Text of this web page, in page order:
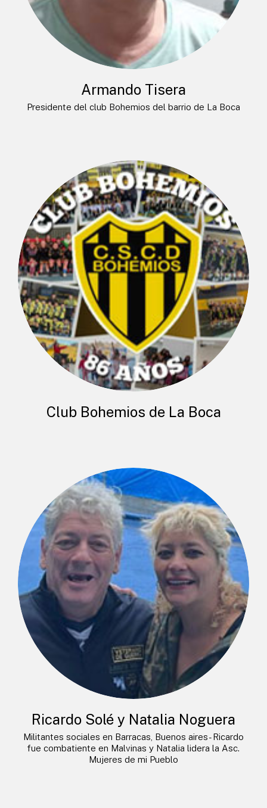
Armando Tisera
Presidente del club Bohemios del barrio de La Boca
Club Bohemios de La Boca
Ricardo Solé y Natalia Noguera
Militantes sociales en Barracas, Buenos aires- Ricardo
fue combatiente en Malvinas y Natalia lidera la Asc.
Mujeres de mi Pueblo